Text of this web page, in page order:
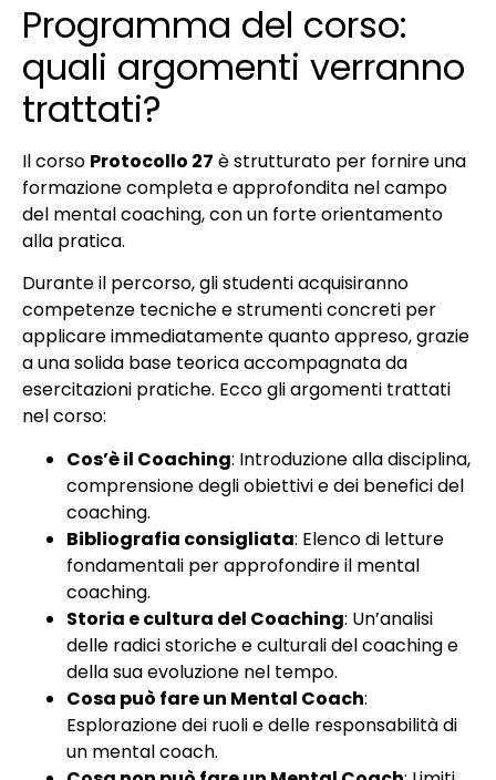
Programma del corso:
quali argomenti verranno
trattati?
Il corso Protocollo 27 è strutturato per fornire una
formazione completa e approfondita nel campo
del mental coaching, con un forte orientamento
alla pratica.
Durante il percorso, gli studenti acquisiranno
competenze tecniche e strumenti concreti per
applicare immediatamente quanto appreso, grazie
a una solida base teorica accompagnata da
esercitazioni pratiche. Ecco gli argomenti trattati
nel corso:
Cos’è il Coaching: Introduzione alla disciplina,
comprensione degli obiettivi e dei benefici del
coaching.
Bibliografia consigliata: Elenco di letture
fondamentali per approfondire il mental
coaching.
Storia e cultura del Coaching: Un’analisi
delle radici storiche e culturali del coaching e
della sua evoluzione nel tempo.
Cosa può fare un Mental Coach:
Esplorazione dei ruoli e delle responsabilità di
un mental coach.